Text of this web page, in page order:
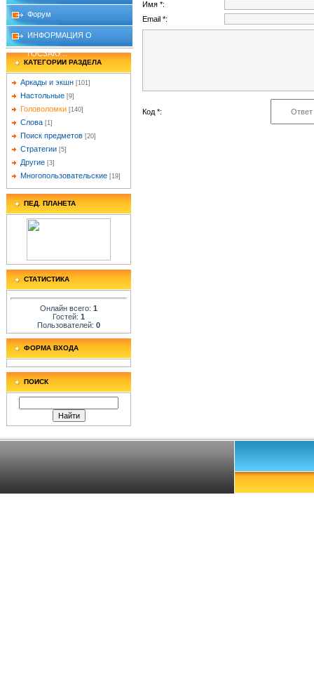
Форум
ИНФОРМАЦИЯ О
ГОСЗАКУ...
КАТЕГОРИИ РАЗДЕЛА
Аркады и экшн [101]
Настольные [9]
Головоломки [140]
Слова [1]
Поиск предметов [20]
Стратегии [5]
Другие [3]
Многопользовательские [19]
ПЕД. ПЛАНЕТА
СТАТИСТИКА
Онлайн всего: 1
Гостей: 1
Пользователей: 0
ФОРМА ВХОДА
ПОИСК
Имя *:
Email *:
Код *: